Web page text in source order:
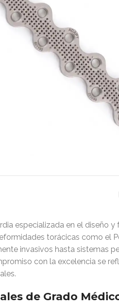
especializada en el diseño
torácicas como el
invasivos hasta sistemas
con la excelencia se
de Grado